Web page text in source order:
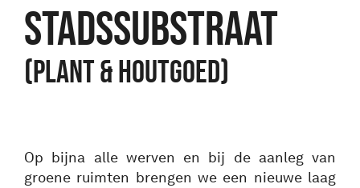
STADSSUBSTRAAT
(PLANT & HOUTGOED)
Op bijna alle werven en bij de aanleg van
groene ruimten brengen we een nieuwe laag